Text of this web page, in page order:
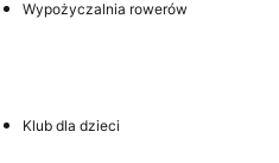
Wypożyczalnia rowerów
Klub dla dzieci